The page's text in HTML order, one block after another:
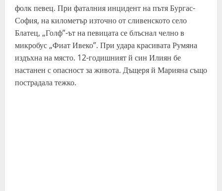
фолк певец. При фаталния инцидент на пътя Бургас-
София, на километър източно от сливенското село
Блатец, „Голф”-ът на певицата се блъснал челно в
микробус „Фиат Ивеко”. При удара красивата Румяна
издъхна на място. 12-годишният й син Илиян бе
настанен с опасност за живота. Дъщеря й Марияна също
пострадала тежко.